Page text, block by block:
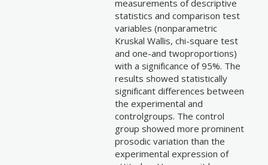
measurements of descriptive
statistics and comparison test
variables (nonparametric
Kruskal Wallis, chi-square test
and one-and twoproportions)
with a significance of 95%. The
results showed statistically
significant differences between
the experimental and
controlgroups. The control
group showed more prominent
prosodic variation than the
experimental expression of